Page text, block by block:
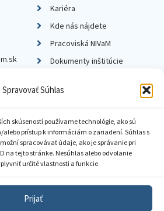
Spravovať Súhlas
skúseností používame technológie, ako sú
alebo prístup k informáciám o zariadení. Súhlas s
spracovávať údaje, ako je správanie pri
na tejto stránke. Nesúhlas alebo odvolanie
určité vlastnosti a funkcie.
Prijať
Kariéra
Kde nás nájdete
Pracoviská NIVaM
Dokumenty inštitúcie
ochrany súkromia
informácií